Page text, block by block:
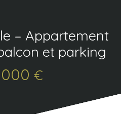
– Appartement
et parking
€